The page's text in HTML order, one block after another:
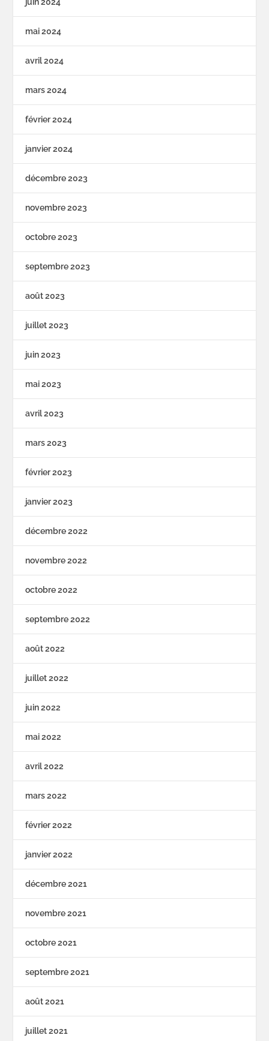
mai 2024
avril 2024
mars 2024
février 2024
janvier 2024
décembre 2023
novembre 2023
octobre 2023
septembre 2023
août 2023
juillet 2023
juin 2023
mai 2023
avril 2023
mars 2023
février 2023
janvier 2023
décembre 2022
novembre 2022
octobre 2022
septembre 2022
août 2022
juillet 2022
juin 2022
mai 2022
avril 2022
mars 2022
février 2022
janvier 2022
décembre 2021
novembre 2021
octobre 2021
septembre 2021
août 2021
juillet 2021